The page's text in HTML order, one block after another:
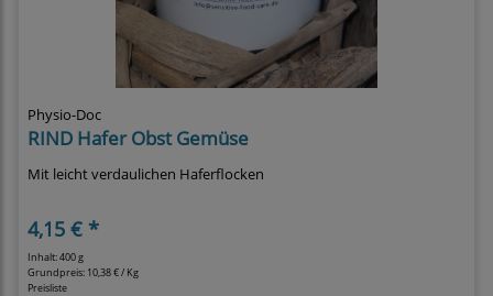
Physio-Doc
RIND Hafer Obst Gemüse
Mit leicht verdaulichen Haferflocken
4,15 € *
Inhalt: 400 g
Grundpreis: 10,38 € / Kg
Preisliste